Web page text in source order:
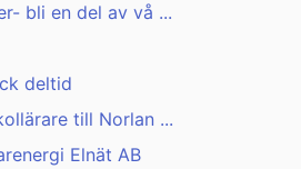
bli en del av vå ...
deltid
till Norlan ...
Elnät AB